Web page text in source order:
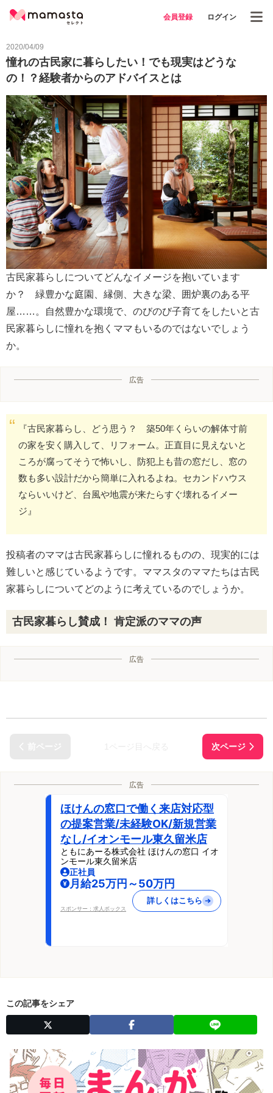
会員登録 ログイン
2020/04/09
憧れの古民家に暮らしたい！でも現実はどうな
の！？経験者からのアドバイスとは
古民家暮らしについてどんなイメージを抱いています
か？ 緑豊かな庭園、縁側、大きな梁、囲炉裏のある平
屋……。自然豊かな環境で、のびのび子育てをしたいと古
民家暮らしに憧れを抱くママもいるのではないでしょう
か。
広告
『古民家暮らし、どう思う？ 築50年くらいの解体寸前
の家を安く購入して、リフォーム。正直目に見えないと
ころが腐ってそうで怖いし、防犯上も昔の窓だし、窓の
数も多い設計だから簡単に入れるよね。セカンドハウス
ならいいけど、台風や地震が来たらすぐ壊れるイメー
ジ』
投稿者のママは古民家暮らしに憧れるものの、現実的には
難しいと感じているようです。ママスタのママたちは古民
家暮らしについてどのように考えているのでしょうか。
古民家暮らし賛成！ 肯定派のママの声
広告
広告
ほけんの窓口で働く来店対応型
の提案営業/未経験OK/新規営業
なし/イオンモール東久留米店
ともにあーる株式会社 ほけんの窓口 イオ
ンモール東久留米店
正社員
月給25万円～50万円
スポンサー：求人ボックス
詳しくはこちら
この記事をシェア